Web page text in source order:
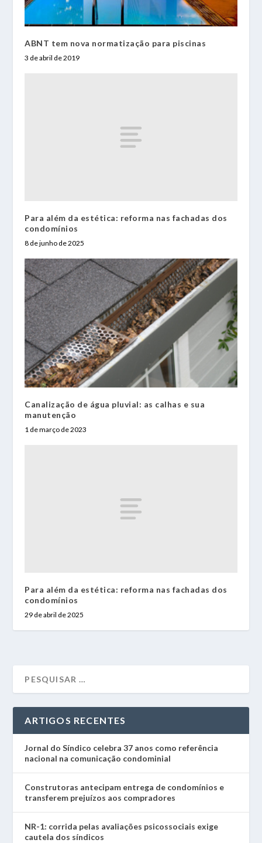
ABNT tem nova normatização para piscinas
3 de abril de 2019
Para além da estética: reforma nas fachadas dos
condomínios
8 de junho de 2025
Canalização de água pluvial: as calhas e sua
manutenção
1 de março de 2023
Para além da estética: reforma nas fachadas dos
condomínios
29 de abril de 2025
ARTIGOS RECENTES
Jornal do Síndico celebra 37 anos como referência
nacional na comunicação condominial
Construtoras antecipam entrega de condomínios e
transferem prejuízos aos compradores
NR-1: corrida pelas avaliações psicossociais exige
cautela dos síndicos